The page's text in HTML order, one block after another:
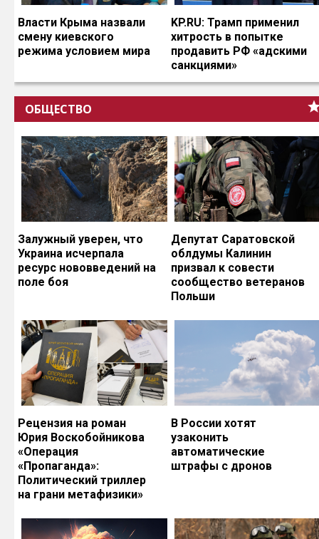
Власти Крыма назвали
смену киевского
режима условием мира
KP.RU: Трамп применил
хитрость в попытке
продавить РФ «адскими
санкциями»
ОБЩЕСТВО
Залужный уверен, что
Украина исчерпала
ресурс нововведений на
поле боя
Депутат Саратовской
облдумы Калинин
призвал к совести
сообщество ветеранов
Польши
Рецензия на роман
Юрия Воскобойникова
«Операция
«Пропаганда»:
Политический триллер
на грани метафизики»
В России хотят
узаконить
автоматические
штрафы с дронов